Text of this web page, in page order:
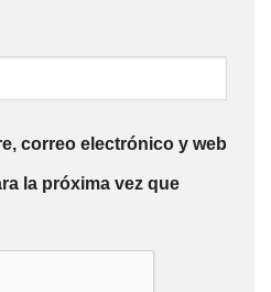
correo electrónico y web
la próxima vez que